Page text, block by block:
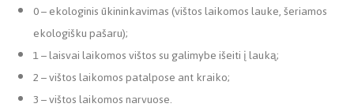
0 – ekologinis ūkininkavimas (vištos laikomos lauke, šeriamos
ekologišku pašaru);
1 – laisvai laikomos vištos su galimybe išeiti į lauką;
2 – vištos laikomos patalpose ant kraiko;
3 – vištos laikomos narvuose.